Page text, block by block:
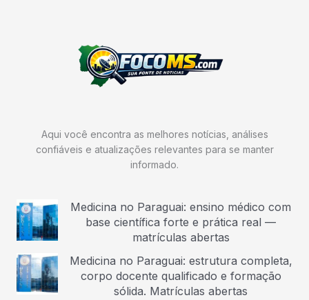
Aqui você encontra as melhores notícias, análises
confiáveis e atualizações relevantes para se manter
informado.
Medicina no Paraguai: ensino médico com
base científica forte e prática real —
matrículas abertas
Medicina no Paraguai: estrutura completa,
corpo docente qualificado e formação
sólida. Matrículas abertas